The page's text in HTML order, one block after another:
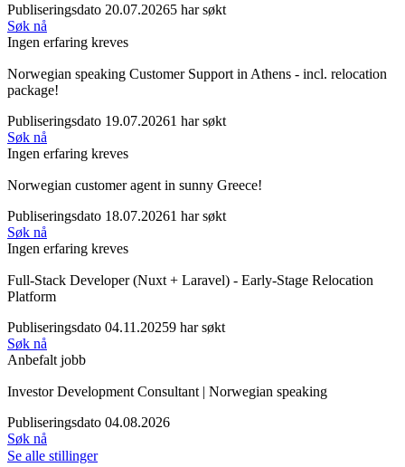
Publiseringsdato 20.07.20265 har søkt
Søk nå
Ingen erfaring kreves
Norwegian speaking Customer Support in Athens - incl. relocation
package!
Publiseringsdato 19.07.20261 har søkt
Søk nå
Ingen erfaring kreves
Norwegian customer agent in sunny Greece!
Publiseringsdato 18.07.20261 har søkt
Søk nå
Ingen erfaring kreves
Full-Stack Developer (Nuxt + Laravel) - Early-Stage Relocation
Platform
Publiseringsdato 04.11.20259 har søkt
Søk nå
Anbefalt jobb
Investor Development Consultant | Norwegian speaking
Publiseringsdato 04.08.2026
Søk nå
Se alle stillinger